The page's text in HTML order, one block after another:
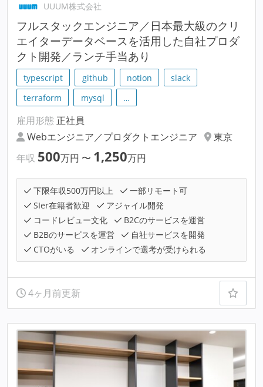
UUUM株式会社
フルスタックエンジニア／日本最大級のクリ
エイターデータベースを活用した自社プロダ
クト開発／ランチ手当あり
typescript github notion
slack
terraform
mysql …
雇用形態 正社員
Webエンジニア／プロダクトエンジニア
東京
年収 500万円 〜 1,250万円
下限年収500万円以上
一部リモート可
SIer在籍者歓迎
アジャイル開発
コードレビュー文化
B2Cのサービスを運営
B2Bのサービスを運営
自社サービスを開発
CTOがいる
オンラインで選考が受けられる
4ヶ月前更新